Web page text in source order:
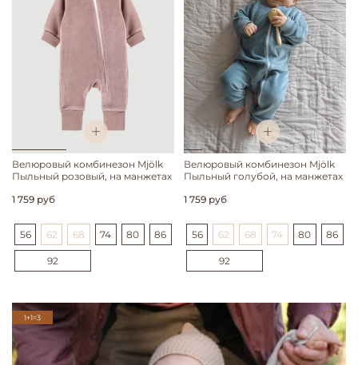
Велюровый комбинезон Mjölk
Пыльный розовый, на манжетах
1 759 руб
56 62 68 74 80 86
92
Велюровый комбинезон Mjölk
Пыльный голубой, на манжетах
1 759 руб
56 62 68 74 80 86
92
1+1=3